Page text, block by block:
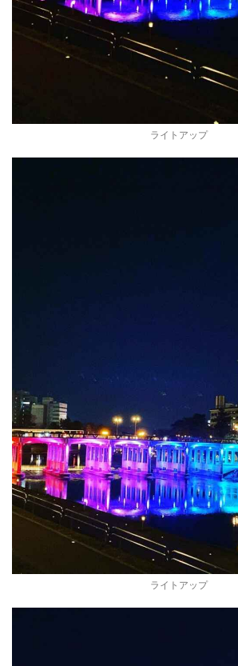
ライトアップ
ライトアップ